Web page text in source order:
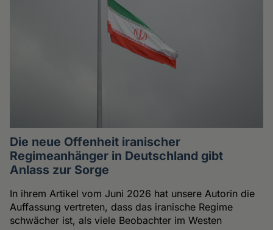
Die neue Offenheit iranischer
Regimeanhänger in Deutschland gibt
Anlass zur Sorge
In ihrem Artikel vom Juni 2026 hat unsere Autorin die
Auffassung vertreten, dass das iranische Regime
schwächer ist, als viele Beobachter im Westen